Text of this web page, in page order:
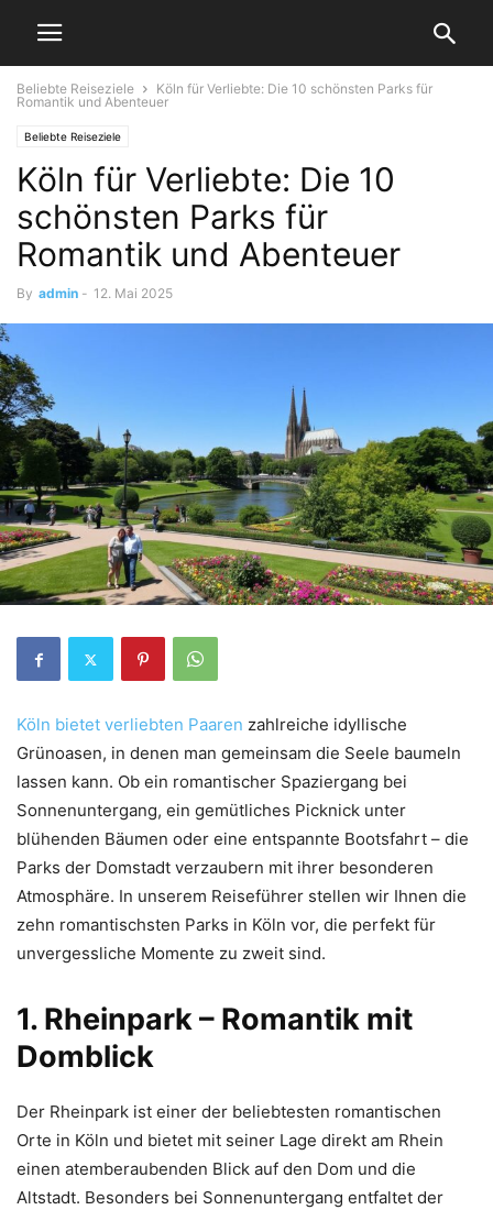
Beliebte Reiseziele
Köln für Verliebte: Die 10 schönsten Parks für
Romantik und Abenteuer
Beliebte Reiseziele
Köln für Verliebte: Die 10
schönsten Parks für
Romantik und Abenteuer
By admin - 12. Mai 2025
Köln bietet verliebten Paaren zahlreiche idyllische
Grünoasen, in denen man gemeinsam die Seele baumeln
lassen kann. Ob ein romantischer Spaziergang bei
Sonnenuntergang, ein gemütliches Picknick unter
blühenden Bäumen oder eine entspannte Bootsfahrt – die
Parks der Domstadt verzaubern mit ihrer besonderen
Atmosphäre. In unserem Reiseführer stellen wir Ihnen die
zehn romantischsten Parks in Köln vor, die perfekt für
unvergessliche Momente zu zweit sind.
1. Rheinpark – Romantik mit
Domblick
Der Rheinpark ist einer der beliebtesten romantischen
Orte in Köln und bietet mit seiner Lage direkt am Rhein
einen atemberaubenden Blick auf den Dom und die
Altstadt. Besonders bei Sonnenuntergang entfaltet der